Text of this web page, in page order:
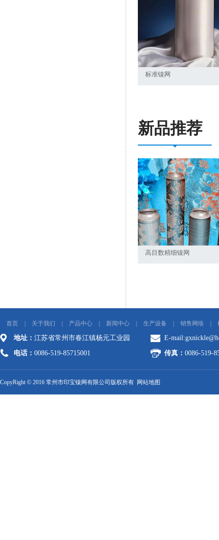
标准镍网
新品推荐
高目数精细镍网
首页 关于我们 产品中心 新闻中心 生产设备 销售网络
地址： 江苏省常州市春江镇杨元工业园 E-mail:
电话： 0086-519-85715001 传真： 0086-519-
CopyRight © 2016 常州市印宝镍网有限公司版权所有 网站地图